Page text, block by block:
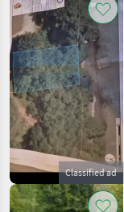
Classified ad